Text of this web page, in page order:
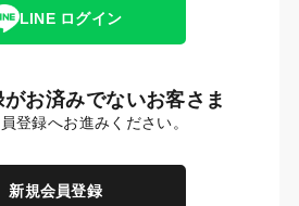
LINE ログイン
お済みでないお客さま
登録へお進みください。
新規会員登録